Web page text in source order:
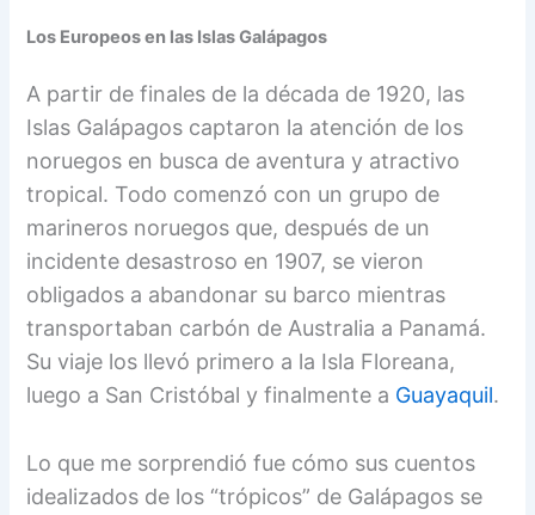
Los Europeos en las Islas Galápagos
A partir de finales de la década de 1920, las
Islas Galápagos captaron la atención de los
noruegos en busca de aventura y atractivo
tropical. Todo comenzó con un grupo de
marineros noruegos que, después de un
incidente desastroso en 1907, se vieron
obligados a abandonar su barco mientras
transportaban carbón de Australia a Panamá.
Su viaje los llevó primero a la Isla Floreana,
luego a San Cristóbal y finalmente a Guayaquil.
Lo que me sorprendió fue cómo sus cuentos
idealizados de los “trópicos” de Galápagos se